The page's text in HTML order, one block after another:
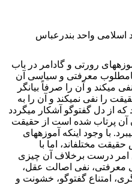
اسلامی واحد بندرعباس
رورتی و گادامر در باب
معرفتی و سیاسی آن
می­کند و آن را صرفاً بیانگر
را نفی نمی­کند و آن را به
که از دل گفت­و­گو آشکار می­گردد
آن پرتاب شده است از حقیقت
با وجود اینکه آموزه­های
مختلف­اند، اما با
امر درست برخلاف آن چیزی
معرفتی، نفی اصالت عقل،
امتناع گفت­و­گو، خشونت و